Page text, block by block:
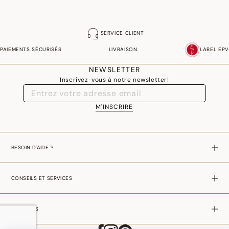
SERVICE CLIENT
PAIEMENTS SÉCURISÉS LIVRAISON LABEL EPV
NEWSLETTER
Inscrivez-vous à notre newsletter!
M'INSCRIRE
BESOIN D'AIDE ?
CONSEILS ET SERVICES
A PROPOS